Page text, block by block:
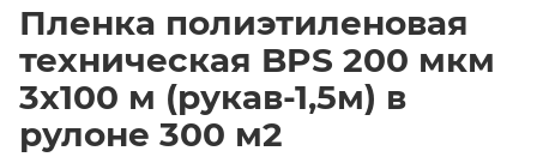
Пленка полиэтиленовая
техническая BPS 200 мкм
3x100 м (рукав-1,5м) в
рулоне 300 м2